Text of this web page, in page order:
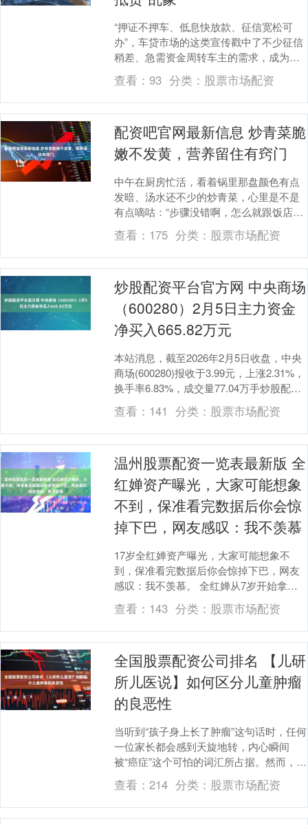
“押证不押车、低息快放款、征信宽松可
办”，车贷市场的这类宣传戳中了不少征信
稍差、急需资金周转车主的需求，成为他
们眼中的“救急渠道”。但实际办理中，不少
人却遭遇本....
查看：93 分类： 股票市场配资
配资吧官网最新信息 炒青菜脆
嫩不发黄，营养留住有窍门
中午在厨房忙活，看着锅里那盘颜色有点
发暗、汤水还不少的炒青菜，心里是不是
有点嘀咕：“步骤没错啊，怎么就跟饭店里
那种油亮翠绿的口感差一截？”其实，想把
一盘家常时蔬....
查看： 175 分类： 股票市场配资
炒股配资平台官方网 中央商场
（600280）2月5日主力资金
净买入665.82万元
本站消息，截至2026年2月5日收盘，中央
商场(600280)报收于3.99元，上涨2.31%，
换手率6.83%，成交量77.04万手炒股配资
平台官方网，成交额....
查看： 141 分类： 股票市场配资
温州股票配资一览表最新版 全
红婵资产曝光，大家可能想象
不到，保准看完数据后你会惊
掉下巴，网友感叹：我不羡慕
17岁全红婵资产曝光，大家可能想象不
到，保准看完数据后你会惊掉下巴，网友
感叹：我不羡慕。 全红婵从7岁开始拿着
枕头去体校学习，到如今十个年头过去
了。虽然在别人眼....
查看： 143 分类： 股票市场配资
全国股票配资公司排名 【儿研
所儿医说】如何区分儿童肿瘤
的良恶性
当听到“孩子身上长了肿瘤”这句话时，任何
一位家长都会感到天旋地转，内心瞬间
被“癌症”这个可怕的词汇所占据。然而，在
医学上，“肿瘤”并不完全等同于“癌症”。而
且儿....
查看：214 分类： 股票市场配资